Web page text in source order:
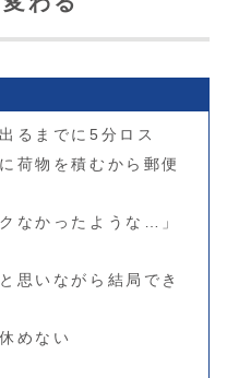
るまでに5分ロス
荷物を積むから郵便
なかったような…」
思いながら結局でき
めない